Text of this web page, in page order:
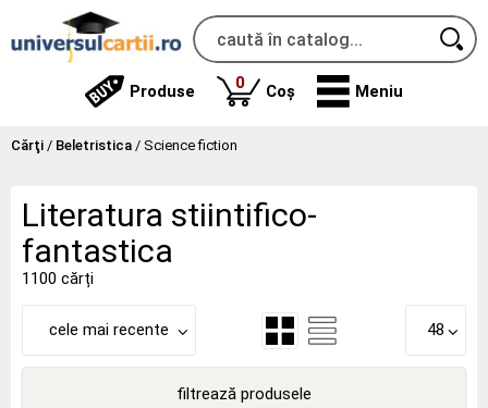
Produse 0produse
Coș Meniu
Cărţi / Beletristica / Science fiction
Literatura stiintifico-
fantastica
1100 cărți
cele mai recente 48
filtrează produsele